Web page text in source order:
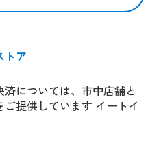
トア
については、市中店舗と
提供しています イートイ